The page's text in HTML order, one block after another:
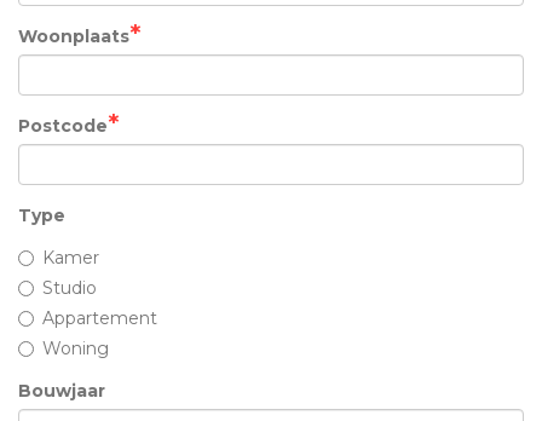
Woonplaats
Postcode
Type
Kamer
Studio
Appartement
Woning
Bouwjaar